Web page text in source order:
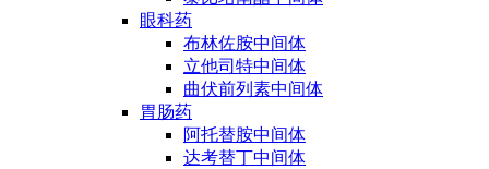
眼科药
布林佐胺中间体
立他司特中间体
曲伏前列素中间体
胃肠药
阿托替胺中间体
达考替丁中间体